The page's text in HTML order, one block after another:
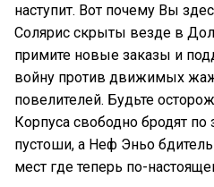
наступит. Вот почему Вы
Солярис скрыты везде в
примите новые заказы и
войну против движимых
повелителей. Будьте
Корпуса свободно бродят
пустоши, а Неф Эньо
мест где теперь по-